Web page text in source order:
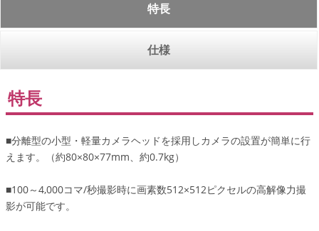
特長
仕様
特長
■分離型の小型・軽量カメラヘッドを採用しカメラの設置が簡単に行
えます。（約80×80×77mm、約0.7kg）
■100～4,000コマ/秒撮影時に画素数512×512ピクセルの高解像力撮
影が可能です。